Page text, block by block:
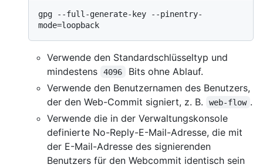
gpg --full-generate-key --pinentry-
Verwende den Standardschlüsseltyp und
mindestens
4096
Bits ohne Ablauf.
Verwende den Benutzernamen des Benutzers,
der den Web-Commit signiert, z. B.
web-flow .
Verwende die in der Verwaltungskonsole
definierte No-Reply-E-Mail-Adresse, die mit
der E-Mail-Adresse des signierenden
Benutzers für den Webcommit identisch sein